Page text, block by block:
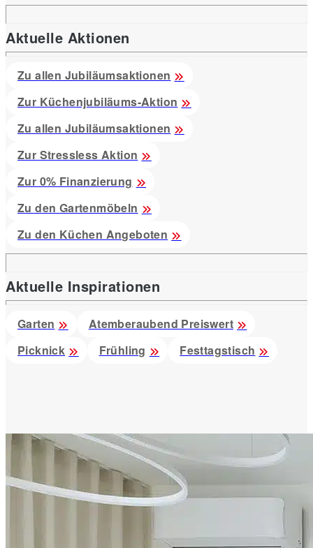
Aktuelle Aktionen
Zu allen Jubiläumsaktionen
Zur Küchenjubiläums-Aktion
Zu allen Jubiläumsaktionen
Zur Stressless Aktion
Zur 0% Finanzierung
Zu den Gartenmöbeln
Zu den Küchen Angeboten
Aktuelle Inspirationen
Garten
Atemberaubend Preiswert
Picknick
Frühling Festtagstisch